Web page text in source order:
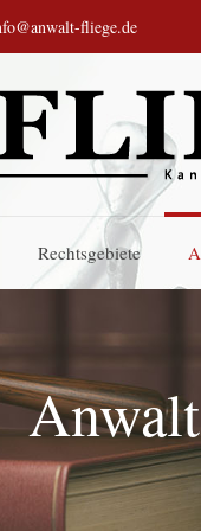
fliege.de
Rechtsgebiete